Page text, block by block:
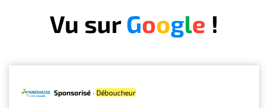
Vu surGoogle !
Sponsorisé · Déboucheur